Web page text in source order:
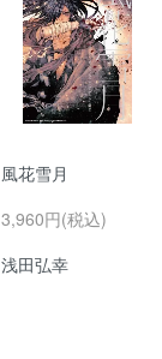
風花雪月
3,960円(税込)
浅田弘幸